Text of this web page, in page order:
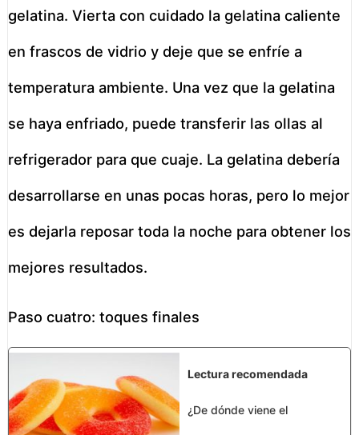
gelatina. Vierta con cuidado la gelatina caliente
en frascos de vidrio y deje que se enfríe a
temperatura ambiente. Una vez que la gelatina
se haya enfriado, puede transferir las ollas al
refrigerador para que cuaje. La gelatina debería
desarrollarse en unas pocas horas, pero lo mejor
es dejarla reposar toda la noche para obtener los
mejores resultados.
Paso cuatro: toques finales
Lectura recomendada
¿De dónde viene el